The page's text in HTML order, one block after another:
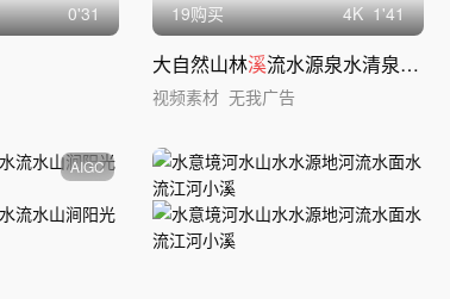
0'31 19购买 4K 1'41
大自然山林溪流水源泉水清泉小溪
视频素材 无我广告
AIGC